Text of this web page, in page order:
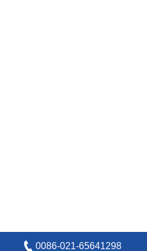
0086-021-65641298